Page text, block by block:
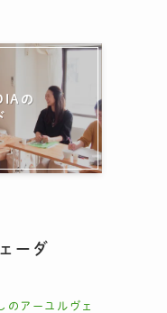
の
ーダ
のアーユルヴェ